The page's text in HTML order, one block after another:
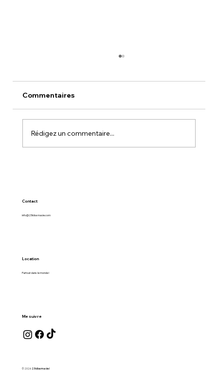
Commentaires
Rédigez un commentaire...
Contact
info@23kilosmavie.com
Location
Partout dans le monde !
Me suivre
© 2026 23 kilos ma vie !